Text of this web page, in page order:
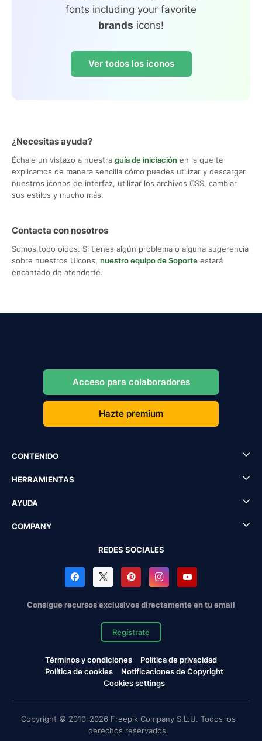
fonts including your favorite
brands icons!
Ver todos los iconos
¿Necesitas ayuda?
Échale un vistazo a nuestra guía de iniciación en la que te
explicamos de manera sencilla cómo puedes utilizar y descargar
nuestros iconos de interfaz, utilizar los archivos CSS, cambiar
sus estilos y mucho más.
Contacta con nosotros
Somos todo oídos. Si tienes algún problema o alguna sugerencia
sobre nuestros UIcons, nuestro equipo de Soporte estará
encantado de atenderte.
Acceso para colaboradores
Hazte premium
CONTENIDO
HERRAMIENTAS
AYUDA
COMPANY
REDES SOCIALES
Consigue recursos exclusivos directamente en tu email
Regístrate
Términos y condiciones
Política de privacidad
Política de cookies
Notificaciones de Copyright
Cookies settings
Copyright © 2010-2026 Freepik Company S.L.U. Todos los
derechos reservados.